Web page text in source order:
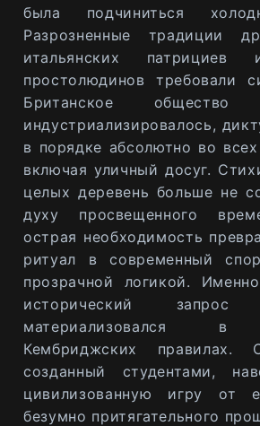
была подчиниться
Разрозненные традиции
итальянских патрициев
простолюдинов требовали
Британское общество
индустриализировалось,
в порядке абсолютно во
включая уличный досуг.
целых деревень больше не
духу просвещенного
острая необходимость
ритуал в современный
прозрачной логикой.
исторический запрос
материализовался в
Кембриджских правилах.
созданный студентами,
цивилизованную игру от
безумно притягательного